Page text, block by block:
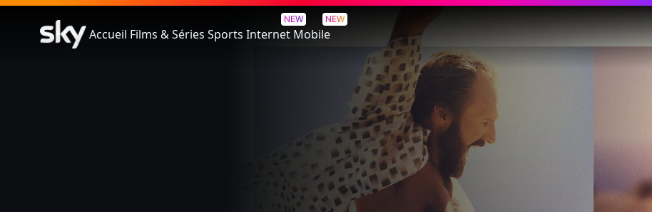
Accueil Films & Séries Sports
NEW
Internet
NEW
Mobile
A Bigger Splash